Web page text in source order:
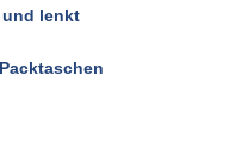
lenkt